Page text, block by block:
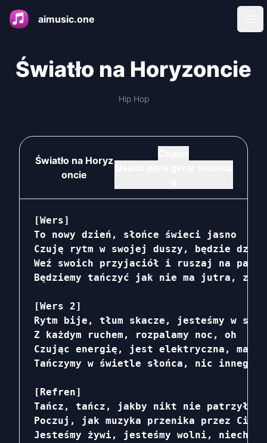
aimusic.one
Światło na Horyzoncie
Hip Hop
Światło na Horyz
oncie
[Wers]
To nowy dzień, słońce świeci jasno
Czuję rytm w swojej duszy, będzie
Weź swoich przyjaciół i ruszaj na
Będziemy tańczyć jak nie ma jutra,
[Wers 2]
Rytm bije, tłum skacze, jesteśmy w
Z każdym ruchem, rozpalamy noc, oh
Czując energię, jest elektryczna,
Tańczymy w świetle słońca, nic innego
[Refren]
Tańcz, tańcz, jakby nikt nie patrzył,
Poczuj, jak muzyka przenika przez
Jesteśmy żywi, jesteśmy wolni, niech